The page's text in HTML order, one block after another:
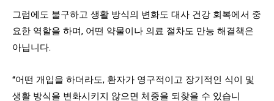
그럼에도 불구하고 생활 방식의 변화도 대사 건강 회복에서 중
요한 역할을 하며, 어떤 약물이나 의료 절차도 만능 해결책은
아닙니다.
“어떤 개입을 하더라도, 환자가 영구적이고 장기적인 식이 및
생활 방식을 변화시키지 않으면 체중을 되찾을 수 있습니